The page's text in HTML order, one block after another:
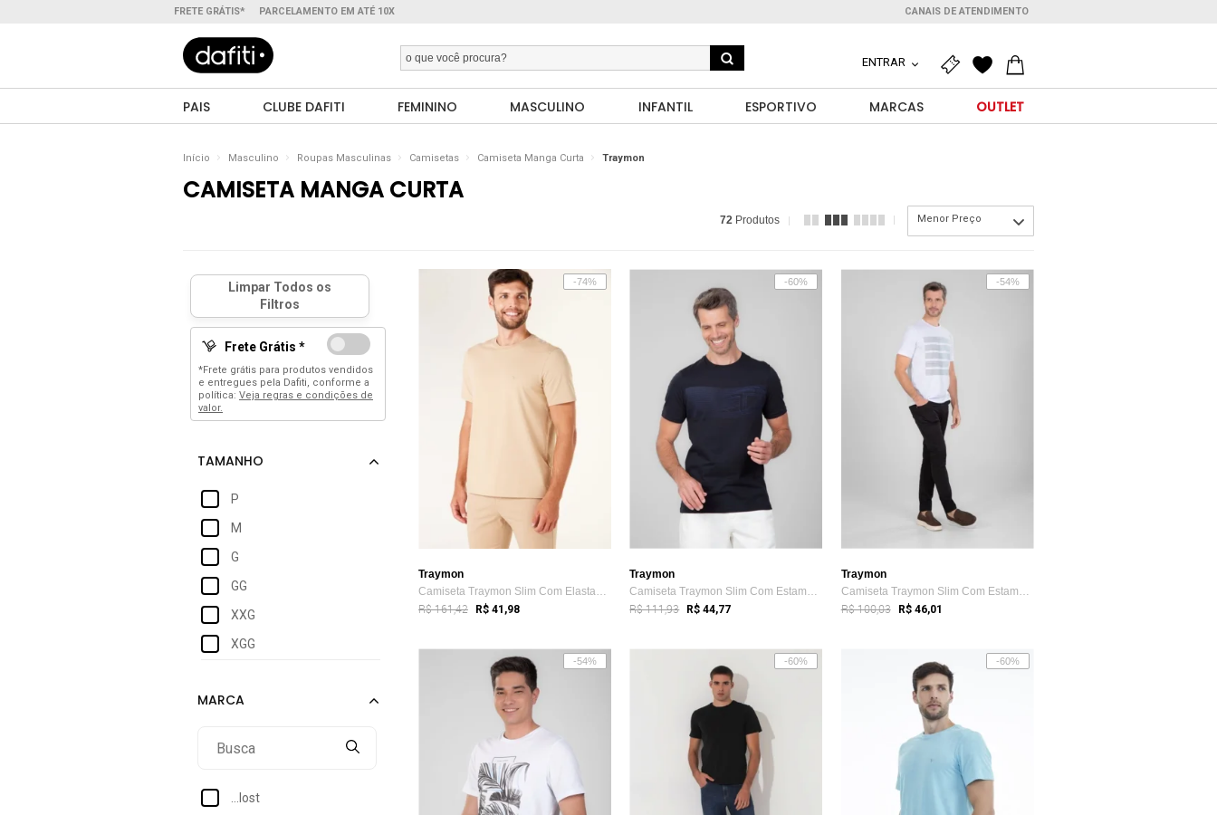
FRETE GRÁTIS* PARCELAMENTO EM ATÉ 10X CANAIS DE ATENDIMENTO
ENTRAR
PAIS CLUBE DAFITI FEMININO MASCULINO INFANTIL ESPORTIVO MARCAS OUTLET
Início Masculino Roupas Masculinas Camisetas Camiseta Manga Curta Traymon
CAMISETA MANGA CURTA
72 Produtos Menor Preço
Frete Grátis *
*Frete grátis para produtos vendidos
e entregues pela Dafiti, conforme a
política: Veja regras e condições de
valor.
P
M
G
GG
XXG
XGG
...lost
-74%
Traymon
Camiseta Traymon Slim Com Elastano Kaki
R$ 161,42 R$ 41,98
-60%
Traymon
Camiseta Traymon Slim Com Estampa Preto
R$ 111,93 R$ 44,77
-54%
Traymon
Camiseta Traymon Slim Com Estampa Branco
R$ 100,03 R$ 46,01
-54% -60% -60%